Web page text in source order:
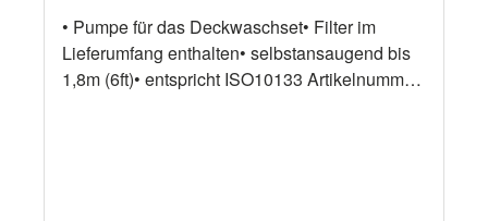
• Pumpe für das Deckwaschset• Filter im
Lieferumfang enthalten• selbstansaugend bis
1,8m (6ft)• entspricht ISO10133 Artikelnummer